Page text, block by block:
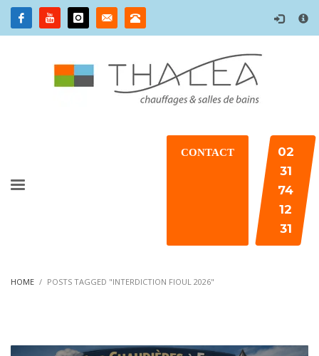
×
CONTACT
02
31
74
12
31
HOME POSTS TAGGED "INTERDICTION FIOUL 2026"